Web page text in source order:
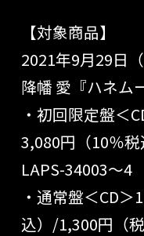
【対象商品】
2021年9月29日
降幡 愛『ハネム
・初回限定盤＜
3,080円（10％税
LAPS-34003〜4
・通常盤＜CD
込）/1,300円（